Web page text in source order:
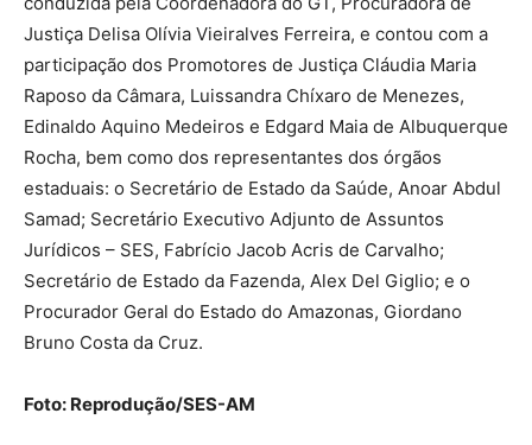
Justiça Delisa Olívia Vieiralves Ferreira, e contou com a
participação dos Promotores de Justiça Cláudia Maria
Raposo da Câmara, Luissandra Chíxaro de Menezes,
Edinaldo Aquino Medeiros e Edgard Maia de Albuquerque
Rocha, bem como dos representantes dos órgãos
estaduais: o Secretário de Estado da Saúde, Anoar Abdul
Samad; Secretário Executivo Adjunto de Assuntos
Jurídicos – SES, Fabrício Jacob Acris de Carvalho;
Secretário de Estado da Fazenda, Alex Del Giglio; e o
Procurador Geral do Estado do Amazonas, Giordano
Bruno Costa da Cruz.
Foto: Reprodução/SES-AM